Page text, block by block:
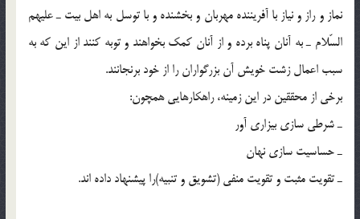
نماز و راز و نياز با آفريننده مهربان و بخشنده و با توسل به اهل بيت ـ عليهم
السّلام ـ به آنان پناه برده و از آنان كمك بخواهند و توبه كنند از اين كه به
سبب اعمال زشت خويش آن بزرگواران را از خود برنجانند.
برخي از محققين در اين زمينه، راهكارهايي همچون:
ـ شرطي سازي بيزاري آور
ـ حساسيت سازي نهان
ـ تقويت مثبت و تقويت منفي (تشويق و تنبيه)را پيشنهاد داده اند.